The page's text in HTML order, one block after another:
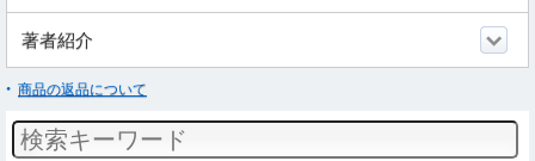
著者紹介
商品の返品について